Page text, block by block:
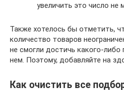
увеличить это число не
Также хотелось бы отметить,
количество товаров
не смогли достичь какого-
нем. Поэтому, добавляйте на
Как очистить все